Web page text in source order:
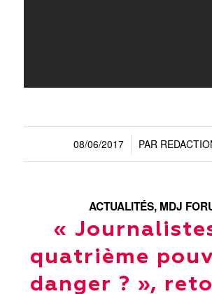
08/06/2017
/ PAR
ACTUALITÉS, MDJ
«
quatrième
danger ? »,